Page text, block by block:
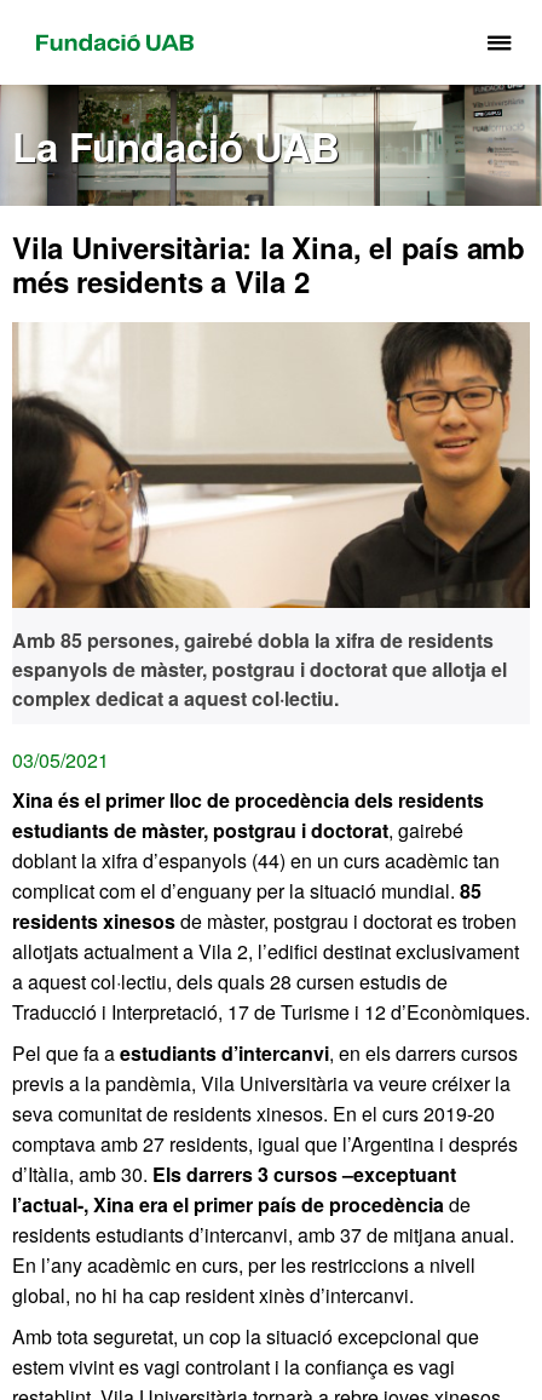
el
de
La Fundació UAB
Vila Universitària: la Xina, el país amb
més residents a Vila 2
Amb 85 persones, gairebé dobla la xifra de residents
espanyols de màster, postgrau i doctorat que allotja el
complex dedicat a aquest col·lectiu.
03/05/2021
Xina és el primer lloc de procedència dels residents
estudiants de màster, postgrau i doctorat, gairebé
doblant la xifra d’espanyols (44) en un curs acadèmic tan
complicat com el d’enguany per la situació mundial. 85
residents xinesosde màster, postgrau i doctorat es troben
allotjats actualment a Vila 2, l’edifici destinat exclusivament
a aquest col·lectiu, dels quals 28 cursen estudis de
Traducció i Interpretació, 17 de Turisme i 12 d’Econòmiques.
Pel que fa aestudiants d’intercanvi, en els darrers cursos
previs a la pandèmia, Vila Universitària va veure créixer la
seva comunitat de residents xinesos. En el curs 2019-20
comptava amb 27 residents, igual que l’Argentina i després
d’Itàlia, amb 30. Els darrers 3 cursos –exceptuant
l’actual-, Xina era el primer país de procedènciade
residents estudiants d’intercanvi, amb 37 de mitjana anual.
En l’any acadèmic en curs, per les restriccions a nivell
global, no hi ha cap resident xinès d’intercanvi.
Amb tota seguretat, un cop la situació excepcional que
estem vivint es vagi controlant i la confiança es vagi